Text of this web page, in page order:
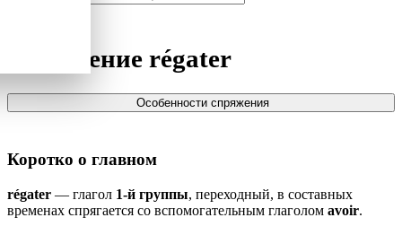
Спряжение régater
Особенности спряжения
Коротко о главном
régater — глагол 1-й группы, переходный, в составных
временах спрягается со вспомогательным глаголом avoir.